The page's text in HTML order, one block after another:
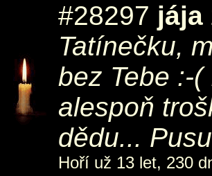
#28297 jája
Tatínečku,
bez Tebe :-
alespoň
dědu...
Hoří už 13 let, 230